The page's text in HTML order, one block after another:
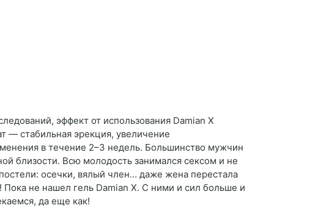
эффект от использования Damian X
— стабильная эрекция, увеличение
в течение 2–3 недель. Большинство мужчин
близости. Всю молодость занимался сексом и не
осечки, вялый член… даже жена перестала
Пока не нашел гель Damian X. С ними и сил больше и
да еще как!